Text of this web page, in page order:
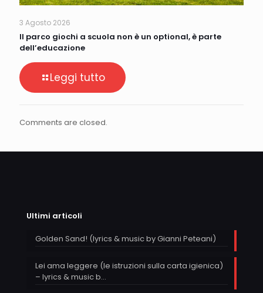
3 Agosto 2026
Il parco giochi a scuola non è un optional, è parte
dell’educazione
Leggi tutto
Comments are closed.
Ultimi articoli
Golden Sand! (lyrics & music by Gianni Peteani)
Lei ama leggere (le istruzioni sulla carta igienica)
– lyrics & music b…